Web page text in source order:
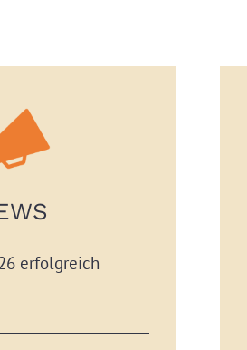
erfolgreich